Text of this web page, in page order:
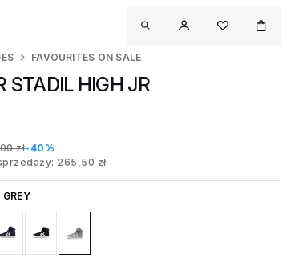
FAVOURITES ON SALE
STADIL HIGH JR
zł-40%
265,50 zł
GREY